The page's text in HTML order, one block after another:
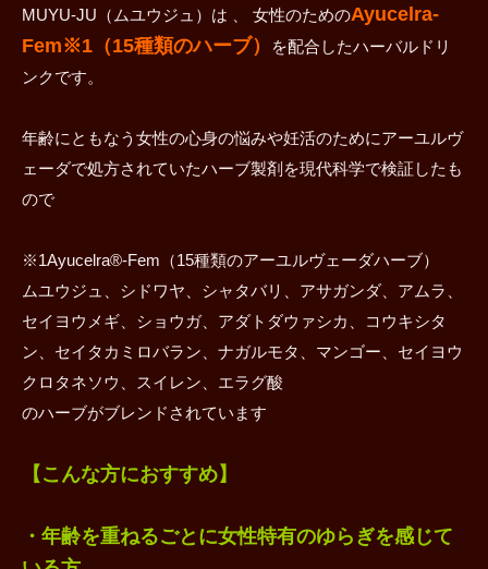
MUYU-JU（ムユウジュ）は 、 女性のためのAyucelra-
Fem※1（15種類のハーブ）
を配合したハーバルドリ
ンクです。
年齢にともなう女性の心身の悩みや妊活のためにアーユルヴ
ェーダで処方されていたハーブ製剤を現代科学で検証したも
ので
※1Ayucelra®-Fem（15種類のアーユルヴェーダハーブ）
ムユウジュ、シドワヤ、シャタバリ、アサガンダ、アムラ、
セイヨウメギ、ショウガ、アダトダウァシカ、コウキシタ
ン、セイタカミロバラン、ナガルモタ、マンゴー、セイヨウ
クロタネソウ、スイレン、エラグ酸
のハーブがブレンドされています
【こんな方におすすめ】
・年齢を重ねるごとに女性特有のゆらぎを感じて